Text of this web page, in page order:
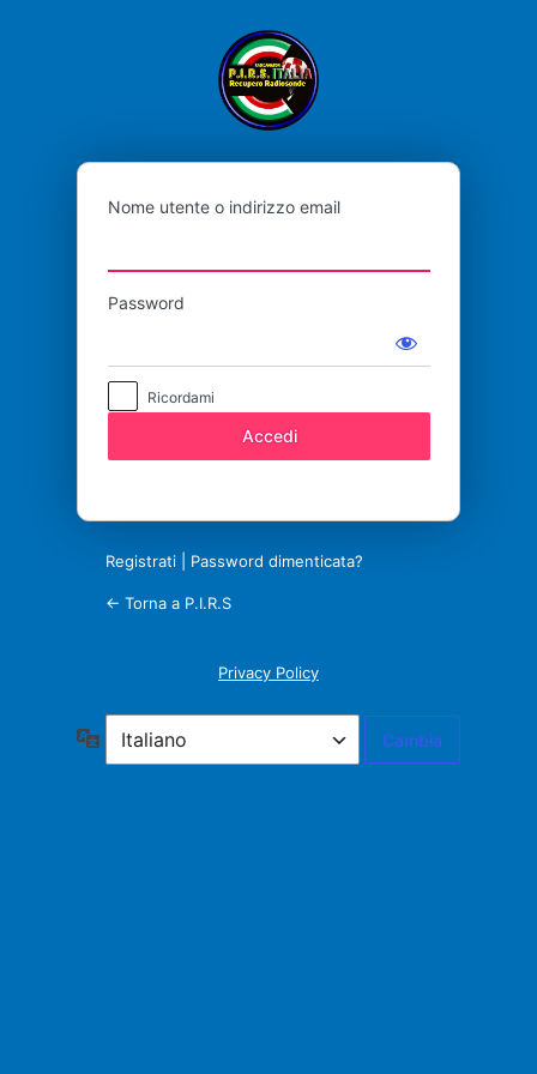
Nome utente o indirizzo email
Password
Ricordami
Registrati Password dimenticata?
← Torna a P.I.R.S
Privacy Policy
Lingua